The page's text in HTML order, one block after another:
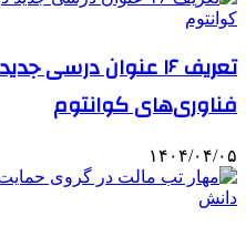
تعریف ۱۶ عنوان
فناوری‌های کوانتوم
۱۴۰۴/۰۴/۰۵